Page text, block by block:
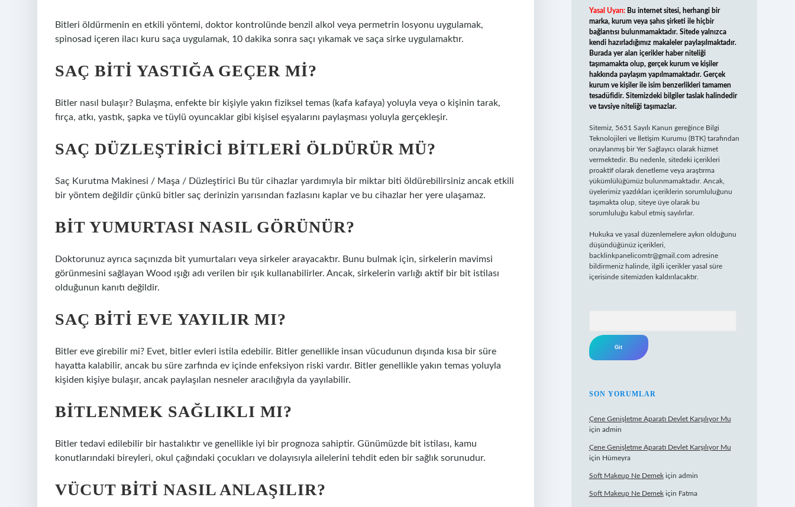
Bitleri öldürmenin en etkili yöntemi, doktor kontrolünde benzil alkol veya permetrin losyonu uygulamak,
spinosad içeren ilacı kuru saça uygulamak, 10 dakika sonra saçı yıkamak ve saça sirke uygulamaktır.
SAÇ BITI YASTIĞA GEÇER MI?
Bitler nasıl bulaşır? Bulaşma, enfekte bir kişiyle yakın fiziksel temas (kafa kafaya) yoluyla veya o kişinin tarak,
fırça, atkı, yastık, şapka ve tüylü oyuncaklar gibi kişisel eşyalarını paylaşması yoluyla gerçekleşir.
SAÇ DÜZLEŞTIRICI BITLERI ÖLDÜRÜR MÜ?
Saç Kurutma Makinesi / Maşa / Düzleştirici Bu tür cihazlar yardımıyla bir miktar biti öldürebilirsiniz ancak etkili
bir yöntem değildir çünkü bitler saç derinizin yarısından fazlasını kaplar ve bu cihazlar her yere ulaşamaz.
BIT YUMURTASI NASIL GÖRÜNÜR?
Doktorunuz ayrıca saçınızda bit yumurtaları veya sirkeler arayacaktır. Bunu bulmak için, sirkelerin mavimsi
görünmesini sağlayan Wood ışığı adı verilen bir ışık kullanabilirler. Ancak, sirkelerin varlığı aktif bir bit istilası
olduğunun kanıtı değildir.
SAÇ BITI EVE YAYILIR MI?
Bitler eve girebilir mi? Evet, bitler evleri istila edebilir. Bitler genellikle insan vücudunun dışında kısa bir süre
hayatta kalabilir, ancak bu süre zarfında ev içinde enfeksiyon riski vardır. Bitler genellikle yakın temas yoluyla
kişiden kişiye bulaşır, ancak paylaşılan nesneler aracılığıyla da yayılabilir.
BITLENMEK SAĞLIKLI MI?
Bitler tedavi edilebilir bir hastalıktır ve genellikle iyi bir prognoza sahiptir. Günümüzde bit istilası, kamu
konutlarındaki bireyleri, okul çağındaki çocukları ve dolayısıyla ailelerini tehdit eden bir sağlık sorunudur.
VÜCUT BITI NASIL ANLAŞILIR?
Yasal Uyarı: Bu internet sitesi, herhangi bir
marka, kurum veya şahıs şirketi ile hiçbir
bağlantısı bulunmamaktadır. Sitede yalnızca
kendi hazırladığımız makaleler paylaşılmaktadır.
Burada yer alan içerikler haber niteliği
taşımamakta olup, gerçek kurum ve kişiler
hakkında paylaşım yapılmamaktadır. Gerçek
kurum ve kişiler ile isim benzerlikleri tamamen
tesadüfidir. Sitemizdeki bilgiler taslak halindedir
ve tavsiye niteliği taşımazlar.
Sitemiz, 5651 Sayılı Kanun gereğince Bilgi
Teknolojileri ve İletişim Kurumu (BTK) tarafından
onaylanmış bir Yer Sağlayıcı olarak hizmet
vermektedir. Bu nedenle, sitedeki içerikleri
proaktif olarak denetleme veya araştırma
yükümlülüğümüz bulunmamaktadır. Ancak,
üyelerimiz yazdıkları içeriklerin sorumluluğunu
taşımakta olup, siteye üye olarak bu
sorumluluğu kabul etmiş sayılırlar.
Hukuka ve yasal düzenlemelere aykırı olduğunu
düşündüğünüz içerikleri,
backlinkpanelicomtr@gmail.com adresine
bildirmeniz halinde, ilgili içerikler yasal süre
içerisinde sitemizden kaldırılacaktır.
SON YORUMLAR
Çene Genişletme Aparatı Devlet Karşılıyor Mu
için admin
Çene Genişletme Aparatı Devlet Karşılıyor Mu
için Hümeyra
Soft Makeup Ne Demekiçin admin
Soft Makeup Ne Demekiçin Fatma